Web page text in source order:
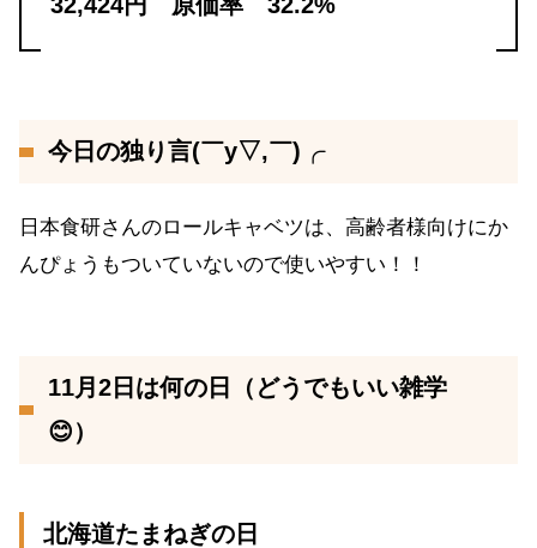
今日の独り言(￣y▽,￣)╭
日本食研さんのロールキャベツは、高齢者様向けにか
んぴょうもついていないので使いやすい！！
11月2日は何の日（どうでもいい雑学
😊）
北海道たまねぎの日